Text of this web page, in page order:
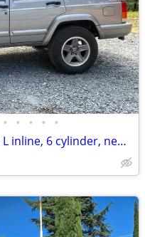
• • • • •
2000 Jeep Cherokee Classic 4.0 L inline, 6 cylinder, new engine